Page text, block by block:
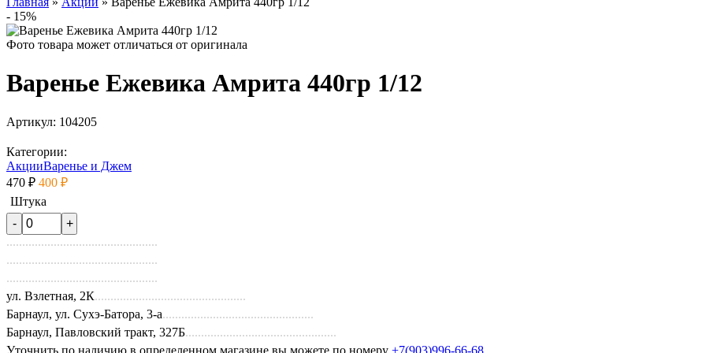
- 15%
Фото товара может отличаться от оригинала
Варенье Ежевика Амрита 440гр 1/12
Артикул: 104205
Категории:
АкцииВаренье и Джем
470 ₽ 400 ₽
Штука
ул. Взлетная, 2К
Барнаул, ул. Сухэ-Батора, 3-а
Барнаул, Павловский тракт, 327Б
Уточнить по наличию в определенном магазине вы можете по номеру +7(903)996-66-68